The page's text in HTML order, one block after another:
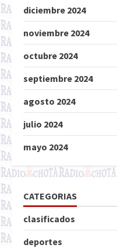
diciembre 2024
noviembre 2024
octubre 2024
septiembre 2024
agosto 2024
julio 2024
mayo 2024
CATEGORIAS
clasificados
deportes